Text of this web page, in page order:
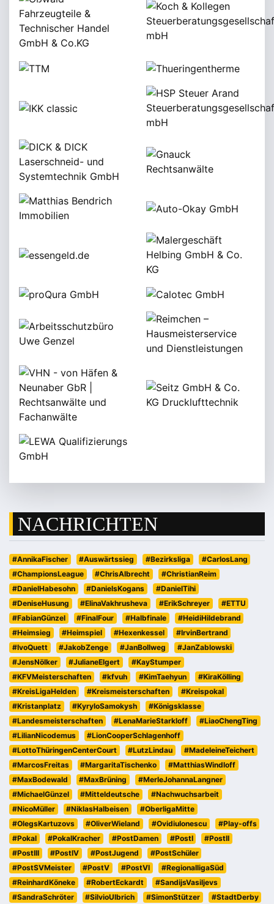
NACHRICHTEN
#AnnikaFischer #Auswärtssieg #Bezirksliga
#CarlosLang
#ChampionsLeague
#ChrisAlbrecht
#ChristianReim
#DanielHabesohn
#DanielsKogans
#DanielTihi
#DeniseHusung
#ElinaVakhrusheva #ErikSchreyer
#ETTU
#FabianGünzel
#FinalFour #Halbfinale
#HeidiHildebrand
#Heimsieg
#Heimspiel #Hexenkessel
#IrvinBertrand
#IvoQuett
#JakobZenge #JanBollweg
#JanZablowski
#JensNölker
#JulianeElgert
#KayStumper
#KFVMeisterschaften
#kfvuh #KimTaehyun
#KiraKölling
#KreisLigaHelden
#Kreismeisterschaften
#Kreispokal
#Kristanplatz
#KyryloSamokysh
#Königsklasse
#Landesmeisterschaften
#LenaMarieStarkloff
#LiaoChengTing
#LilianNicodemus
#LionCooperSchlagenhoff
#LottoThüringenCenterCourt
#LutzLindau
#MadeleineTeichert
#MarcosFreitas
#MargaritaTischenko
#MatthiasWindloff
#MaxBodewald
#MaxBrüning
#MerleJohannaLangner
#MichaelGünzel
#Mitteldeutsche
#Nachwuchsarbeit
#NicoMüller
#NiklasHalbeisen
#OberligaMitte
#OlegsKartuzovs
#OliverWieland #OvidiuIonescu
#Play-offs
#Pokal
#PokalKracher #PostDamen #PostI
#PostII
#PostIII
#PostIV #PostJugend
#PostSchüler
#PostSVMeister
#PostV #PostVI
#RegionalligaSüd
#ReinhardKöneke
#RobertEckardt
#SandijsVasiljevs
#SandraSchröter
#SilvioUlbrich #SimonStützer #StadtDerby